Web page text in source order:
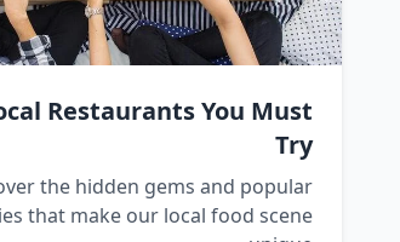
Restaurants You Must
Try
the hidden gems and popular
that make our local food scene